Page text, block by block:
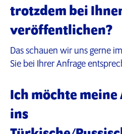
trotzdem bei
veröffentlichen?
Das schauen wir uns gerne
Sie bei Ihrer Anfrage
Ich möchte
ins